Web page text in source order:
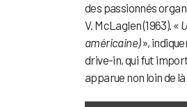
des passionnés
V. McLaglen (1963). «
américaine)»,
drive-in, qui fut
apparue non loin de